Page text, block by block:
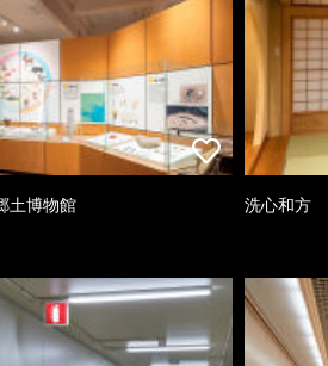
土博物館 洗心和方